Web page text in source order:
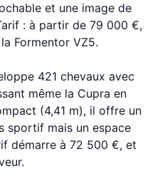
et une image de
: à partir de 79 000 €,
Formentor VZ5.
421 chevaux avec
même la Cupra en
(4,41 m), il offre un
sportif mais un espace
démarre à 72 500 €, et